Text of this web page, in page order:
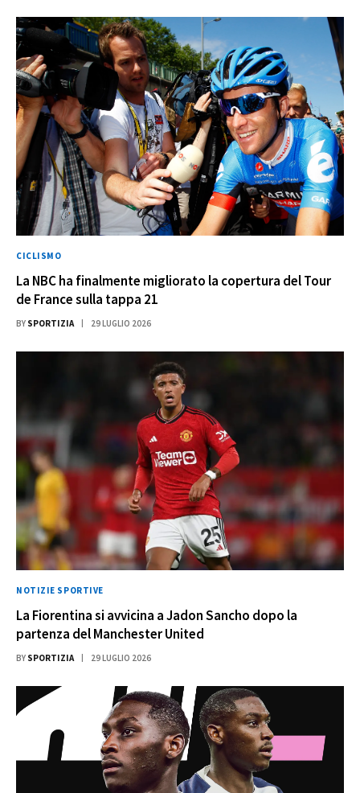
CICLISMO
La NBC ha finalmente migliorato la copertura del Tour
de France sulla tappa 21
BY SPORTIZIA 29 LUGLIO 2026
NOTIZIE SPORTIVE
La Fiorentina si avvicina a Jadon Sancho dopo la
partenza del Manchester United
BY SPORTIZIA 29 LUGLIO 2026